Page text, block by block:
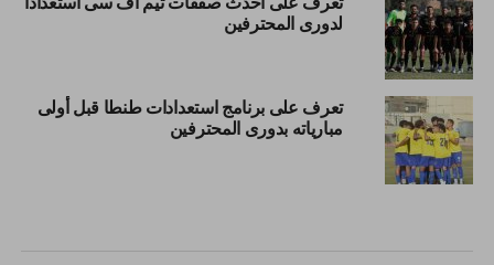
لدورى المحترفين
تعرف على برنامج استعدادات طنطا قبل أولى
مبارياته بدورى المحترفين